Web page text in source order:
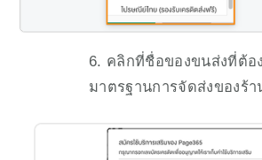
6. คลิกที่ชื่อของขนส่งที่ต้อ
มาตรฐานการจัดส่งของร้า